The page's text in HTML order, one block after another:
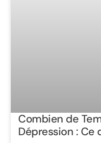
Combien de
Dépression : Ce